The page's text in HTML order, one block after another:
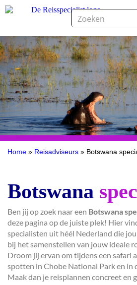
Home » Reisadviseurs » Botswana
Botswana
Ben jij op zoek naar een Botswana
deze pagina op de juiste plek! Hier
specialisten uit héél Nederland die
bij het samenstellen van jouw ideale
Droom jij ervan om tijdens een safari
spotten in Chobe National Park en in
Maak dan je reisplannen concreet en